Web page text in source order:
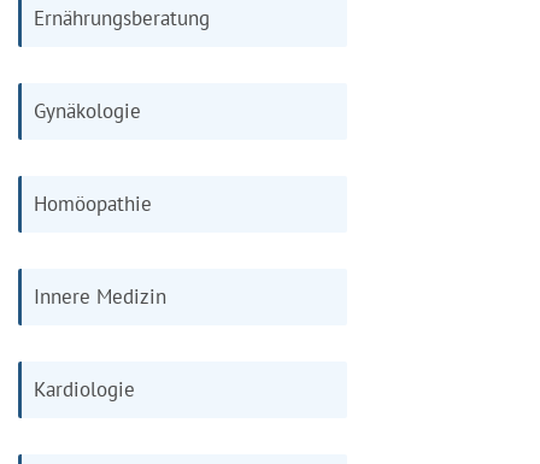
Ernährungsberatung
Gynäkologie
Homöopathie
Innere Medizin
Kardiologie